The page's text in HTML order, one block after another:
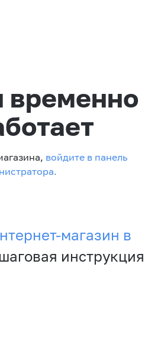
временно
войдите в панель
магазин в
инструкция